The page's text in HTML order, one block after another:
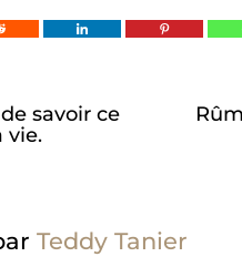
savoir ce
vie.
Teddy Tanier